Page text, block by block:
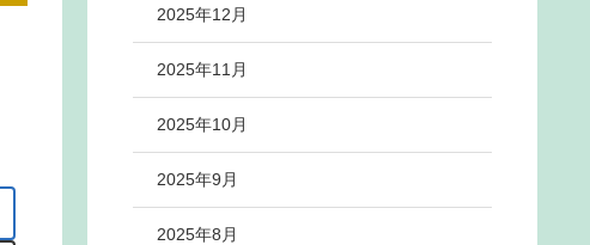
2025年12月
2025年11月
2025年10月
2025年9月
2025年8月